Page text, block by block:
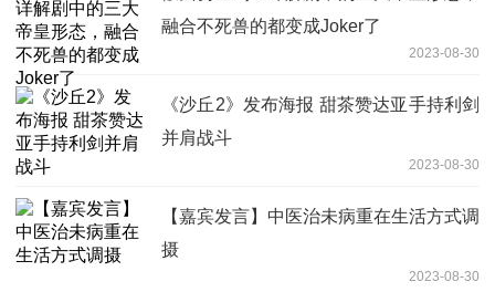
融合不死兽的都变成Joker了
2023-08-30
《沙丘2》发布海报 甜茶赞达亚手持利剑
并肩战斗
2023-08-30
【嘉宾发言】中医治未病重在生活方式调
摄
2023-08-30